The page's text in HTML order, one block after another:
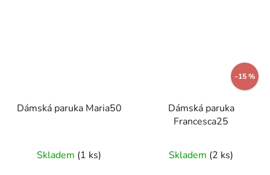
Dámská paruka Maria50
Skladem (1 ks)
–15 %
Dámská paruka
Francesca25
Skladem (2 ks)